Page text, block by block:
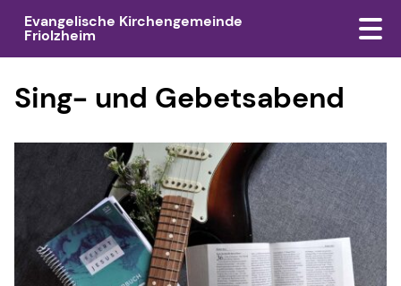
Evangelische Kirchengemeinde
Friolzheim
Sing- und Gebetsabend